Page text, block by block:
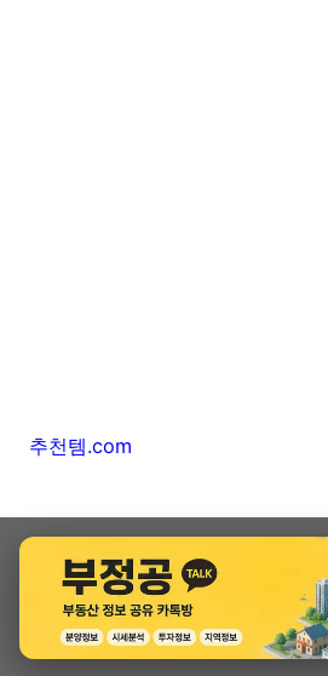
추천템.com